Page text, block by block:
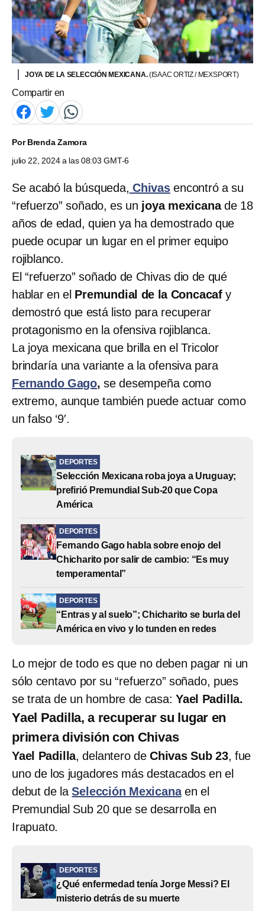
JOYA DE LA SELECCIÓN MEXICANA.(ISAAC ORTIZ / MEXSPORT)
Compartir en
PorBrenda Zamora
julio 22, 2024 a las 08:03 GMT-6
Se acabó la búsqueda, Chivas encontró a su
“refuerzo” soñado, es un joya mexicanade 18
años de edad, quien ya ha demostrado que
puede ocupar un lugar en el primer equipo
rojiblanco.
El “refuerzo” soñado de Chivas dio de qué
hablar en el Premundial de la Concacaf y
demostró que está listo para recuperar
protagonismo en la ofensiva rojiblanca.
La joya mexicana que brilla en el Tricolor
brindaría una variante a la ofensiva para
Fernando Gago, se desempeña como
extremo, aunque también puede actuar como
un falso ‘9′.
DEPORTES
Selección Mexicana roba joya a Uruguay;
prefirió Premundial Sub-20 que Copa
América
DEPORTES
Fernando Gago habla sobre enojo del
Chicharito por salir de cambio: “Es muy
temperamental”
DEPORTES
“Entras y al suelo”; Chicharito se burla del
América en vivo y lo tunden en redes
Lo mejor de todo es que no deben pagar ni un
sólo centavo por su “refuerzo” soñado, pues
se trata de un hombre de casa: Yael Padilla.
Yael Padilla, a recuperar su lugar en
primera división con Chivas
Yael Padilla, delantero deChivas Sub 23, fue
uno de los jugadores más destacados en el
debut de la Selección Mexicana en el
Premundial Sub 20 que se desarrolla en
Irapuato.
DEPORTES
¿Qué enfermedad tenía Jorge Messi? El
misterio detrás de su muerte